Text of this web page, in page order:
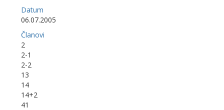
Datum
06.07.2005
Članovi
2
2-1
2-2
13
14
14+2
41